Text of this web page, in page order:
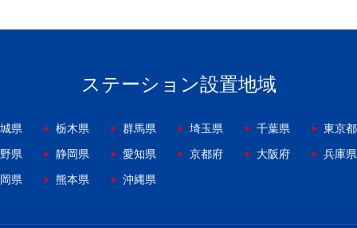
ステーション設置地域
県 栃木県 群馬県 埼玉県 千葉県
東京都
県
静岡県 愛知県 京都府 大阪府
兵庫県
県
熊本県 沖縄県